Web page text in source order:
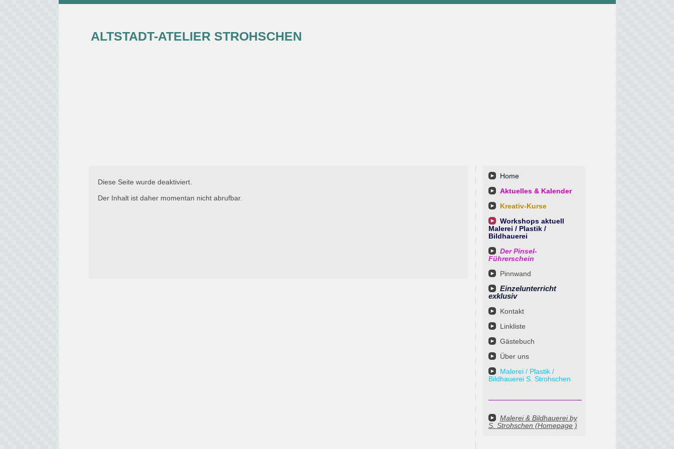
ALTSTADT-ATELIER STROHSCHEN
Diese Seite wurde deaktiviert.
Der Inhalt ist daher momentan nicht abrufbar.
Home
Aktuelles & Kalender
Kreativ-Kurse
Workshops aktuell
Malerei / Plastik /
Bildhauerei
Der Pinsel-
Führerschein
Pinnwand
Einzelunterricht
exklusiv
Kontakt
Linkliste
Gästebuch
Über uns
Malerei / Plastik /
Bildhauerei S. Strohschen
Malerei & Bildhauerei by
S. Strohschen (Homepage )